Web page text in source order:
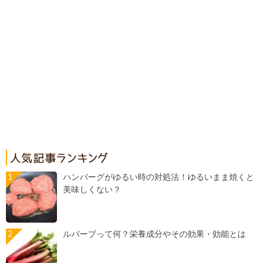
ハンバーグがゆるい時の対処法！ゆるいまま焼くと
美味しくない？
ルバーブって何？栄養成分やその効果・効能とは